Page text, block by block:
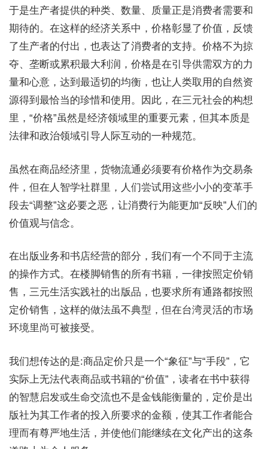
于是生产者提供的种类、数量、质量正是消费者需要和
期待的。在这样的经济关系中，价格彰显了价值，反馈
了生产者的付出，也表达了消费者的支持。价格不为掠
夺、垄断或累积最大利润，价格是在引导供需双方的力
量和心意，达到最适切的均衡，也让人类取用的自然资
源得到最恰当的珍惜和使用。因此，在三元社会的构想
里，“价格”虽然是经济领域里的重要元素，但其本质是
法律和政治领域引导人际互动的一种规范。
虽然在商品经济里，货物流通必须要有价格作为交易条
件，但在人智学社群里，人们尝试用这些小小的变革手
段去“调整”这必要之恶，让消费行为能更加“反映”人们的
价值观与信念。
在出版业务和书店经营的部分，我们有一个不同于主流
的操作方式。在楼脚销售的所有书籍，一律按照定价销
售，三元生活实践社的出版品，也要求所有通路都按照
定价销售，这样的做法虽不典型，但在台湾灵活的市场
环境里尚可被接受。
我们想传达的是:商品定价只是一个“象征”与“手段”，它
实际上无法代表商品或书籍的“价值”，读者在书中获得
的智慧启发或生命交流也不是金钱能衡量的，定价是出
版社为其工作者的投入所要求的金额，使其工作者能合
理而有尊严地生活，并使他们能继续在文化产出的这条